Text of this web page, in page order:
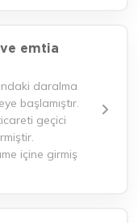
emtia
daralma
başlamıştır.
geçici
içine girmiş